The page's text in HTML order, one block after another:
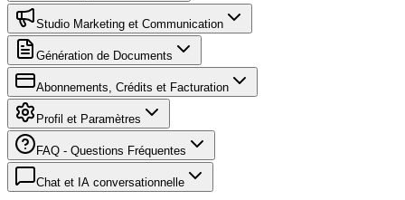
Studio Marketing et Communication
Génération de Documents
Abonnements, Crédits et Facturation
Profil et Paramètres
FAQ - Questions Fréquentes
Chat et IA conversationnelle